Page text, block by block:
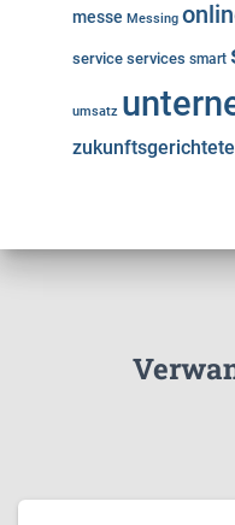
messe Messing
service services smart
umsatz
zukunftsgerichtete